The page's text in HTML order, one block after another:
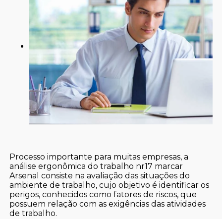
Processo importante para muitas empresas, a
análise ergonômica do trabalho nr17 marcar
Arsenal consiste na avaliação das situações do
ambiente de trabalho, cujo objetivo é identificar os
perigos, conhecidos como fatores de riscos, que
possuem relação com as exigências das atividades
de trabalho.